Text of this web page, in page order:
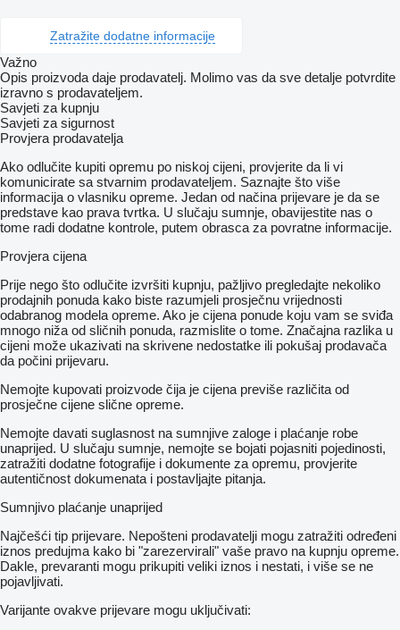
Zatražite dodatne informacije
Važno
Opis proizvoda daje prodavatelj. Molimo vas da sve detalje potvrdite
izravno s prodavateljem.
Savjeti za kupnju
Savjeti za sigurnost
Provjera prodavatelja
Ako odlučite kupiti opremu po niskoj cijeni, provjerite da li vi
komunicirate sa stvarnim prodavateljem. Saznajte što više
informacija o vlasniku opreme. Jedan od načina prijevare je da se
predstave kao prava tvrtka. U slučaju sumnje, obavijestite nas o
tome radi dodatne kontrole, putem obrasca za povratne informacije.
Provjera cijena
Prije nego što odlučite izvršiti kupnju, pažljivo pregledajte nekoliko
prodajnih ponuda kako biste razumjeli prosječnu vrijednosti
odabranog modela opreme. Ako je cijena ponude koju vam se sviđa
mnogo niža od sličnih ponuda, razmislite o tome. Značajna razlika u
cijeni može ukazivati ​​na skrivene nedostatke ili pokušaj prodavača
da počini prijevaru.
Nemojte kupovati proizvode čija je cijena previše različita od
prosječne cijene slične opreme.
Nemojte davati suglasnost na sumnjive zaloge i plaćanje robe
unaprijed. U slučaju sumnje, nemojte se bojati pojasniti pojedinosti,
zatražiti dodatne fotografije i dokumente za opremu, provjerite
autentičnost dokumenata i postavljajte pitanja.
Sumnjivo plaćanje unaprijed
Najčešći tip prijevare. Nepošteni prodavatelji mogu zatražiti određeni
iznos predujma kako bi "zarezervirali" vaše pravo na kupnju opreme.
Dakle, prevaranti mogu prikupiti veliki iznos i nestati, i više se ne
pojavljivati.
Varijante ovakve prijevare mogu uključivati: